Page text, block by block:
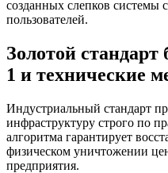
созданных слепков системы
пользователей.
Золотой
1 и технические
Индустриальный стандарт
инфраструктуру строго по
алгоритма гарантирует
физическом уничтожении
предприятия.